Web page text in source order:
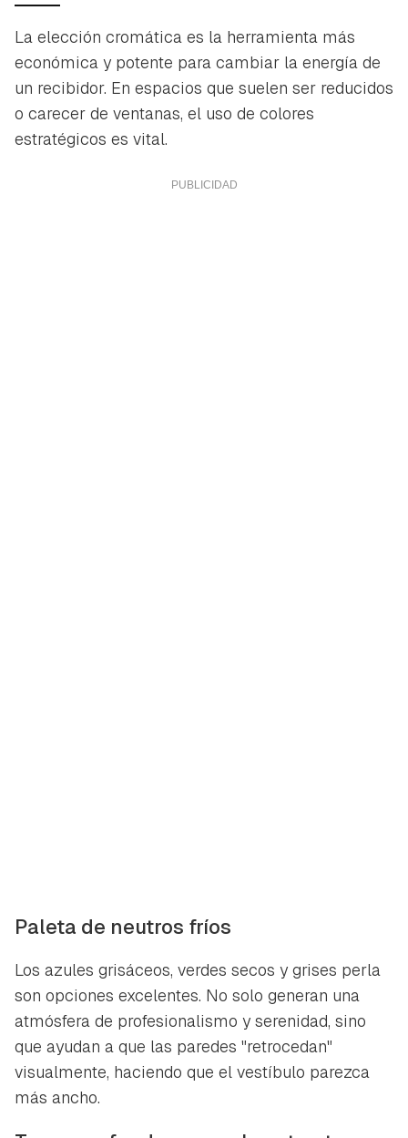
La elección cromática es la herramienta más
económica y potente para cambiar la energía de
un recibidor. En espacios que suelen ser reducidos
o carecer de ventanas, el uso de colores
estratégicos es vital.
Paleta de neutros fríos
Los azules grisáceos, verdes secos y grises perla
son opciones excelentes. No solo generan una
atmósfera de profesionalismo y serenidad, sino
que ayudan a que las paredes "retrocedan"
visualmente, haciendo que el vestíbulo parezca
más ancho.